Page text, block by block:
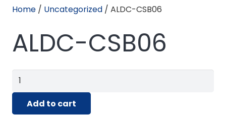
Home / Uncategorized / ALDC-CSB06
ALDC-CSB06
ALDC-
CSB06
quantity
Add to cart